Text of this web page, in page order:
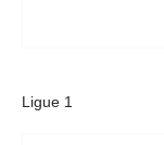
Ligue 1